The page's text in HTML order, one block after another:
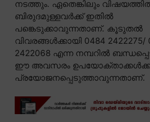
നടത്തും. ഏതെങ്കിലും
ബിരുദമുള്ളവർക്ക് ഇതിൽ
പങ്കെടുക്കാവുന്നതാണ്. കൂടുതൽ
വിവരങ്ങൾക്കായി 0484 2422275/
2422068 എന്ന നമ്പറിൽ
ഈ അവസരം
പ്രയോജനപ്പെടുത്താവുന്നതാണ്.